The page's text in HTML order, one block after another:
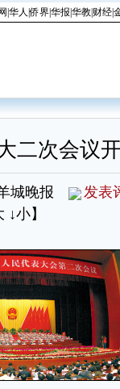
华人 |侨界|华报 华教| 财经|
二次会议
城晚报
发表
↓小】